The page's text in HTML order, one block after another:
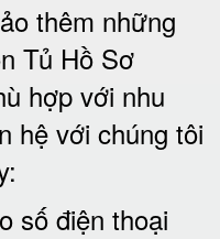
thêm những
Tủ Hồ Sơ
hợp với nhu
hệ với chúng tôi
số điện thoại